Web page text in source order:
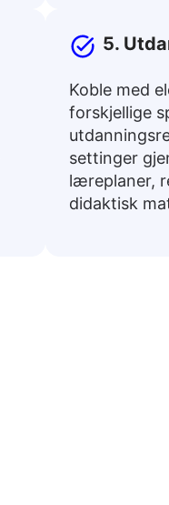
5.
Koble med
forskjellige
settinger
læreplaner,
didaktisk